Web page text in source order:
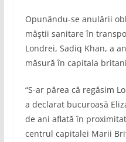
Opunându-se anulării
măştii sanitare în
Londrei, Sadiq Khan, a
măsură în capitala
“S-ar părea că regăsim
a declarat bucuroasă
de ani aflată în
centrul capitalei Marii